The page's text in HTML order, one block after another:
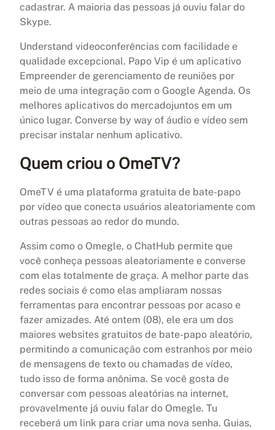
cadastrar. A maioria das pessoas já ouviu falar do
Skype.
Understand videoconferências com facilidade e
qualidade excepcional. Papo Vip é um aplicativo
Empreender de gerenciamento de reuniões por
meio de uma integração com o Google Agenda. Os
melhores aplicativos do mercadojuntos em um
único lugar. Converse by way of áudio e vídeo sem
precisar instalar nenhum aplicativo.
Quem criou o OmeTV?
OmeTV é uma plataforma gratuita de bate-papo
por vídeo que conecta usuários aleatoriamente com
outras pessoas ao redor do mundo.
Assim como o Omegle, o ChatHub permite que
você conheça pessoas aleatoriamente e converse
com elas totalmente de graça. A melhor parte das
redes sociais é como elas ampliaram nossas
ferramentas para encontrar pessoas por acaso e
fazer amizades. Até ontem (08), ele era um dos
maiores websites gratuitos de bate-papo aleatório,
permitindo a comunicação com estranhos por meio
de mensagens de texto ou chamadas de vídeo,
tudo isso de forma anônima. Se você gosta de
conversar com pessoas aleatórias na internet,
provavelmente já ouviu falar do Omegle. Tu
receberá um link para criar uma nova senha. Guias,